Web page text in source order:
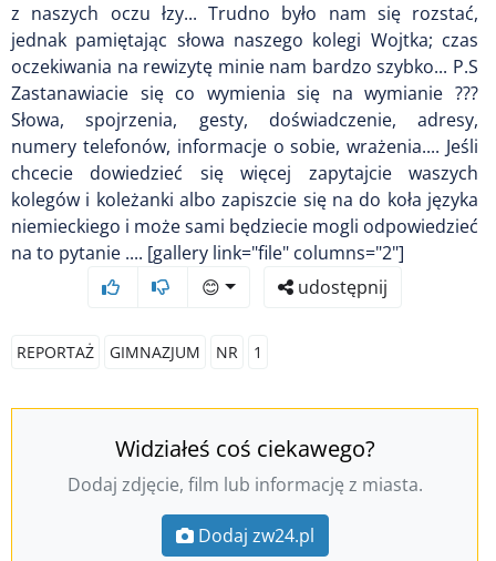
z naszych oczu łzy... Trudno było nam się rozstać,
jednak pamiętając słowa naszego kolegi Wojtka; czas
oczekiwania na rewizytę minie nam bardzo szybko... P.S
Zastanawiacie się co wymienia się na wymianie ???
Słowa, spojrzenia, gesty, doświadczenie, adresy,
numery telefonów, informacje o sobie, wrażenia.... Jeśli
chcecie dowiedzieć się więcej zapytajcie waszych
kolegów i koleżanki albo zapiszcie się na do koła języka
niemieckiego i może sami będziecie mogli odpowiedzieć
na to pytanie .... [gallery link="file" columns="2"]
😊
udostępnij
REPORTAŻ GIMNAZJUM NR 1
Widziałeś coś ciekawego?
Dodaj zdjęcie, film lub informację z miasta.
Dodaj zw24.pl